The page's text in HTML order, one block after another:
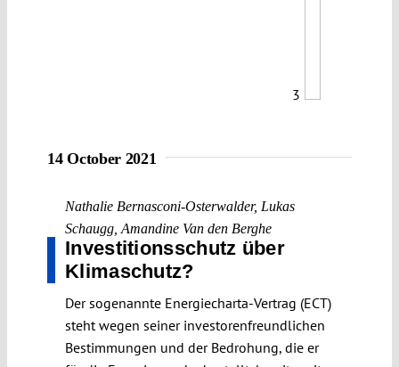
3
14 October 2021
Nathalie Bernasconi-Osterwalder, Lukas
Schaugg Amandine Van den Berghe
Investitionsschutz über
Klimaschutz?
Der sogenannte Energiecharta-Vertrag (ECT)
steht wegen seiner investorenfreundlichen
Bestimmungen und der Bedrohung, die er